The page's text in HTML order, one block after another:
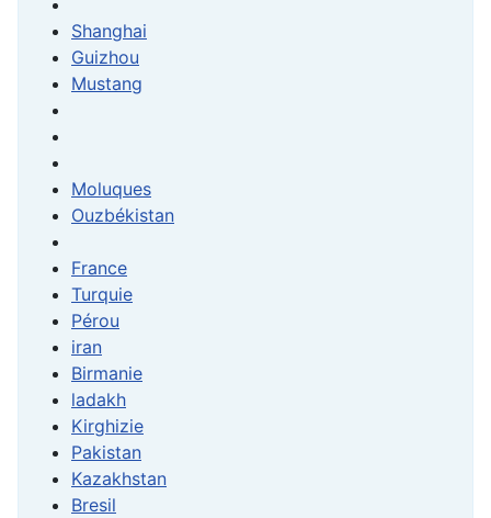
Shanghai
Guizhou
Mustang
Moluques
Ouzbékistan
France
Turquie
Pérou
iran
Birmanie
ladakh
Kirghizie
Pakistan
Kazakhstan
Bresil